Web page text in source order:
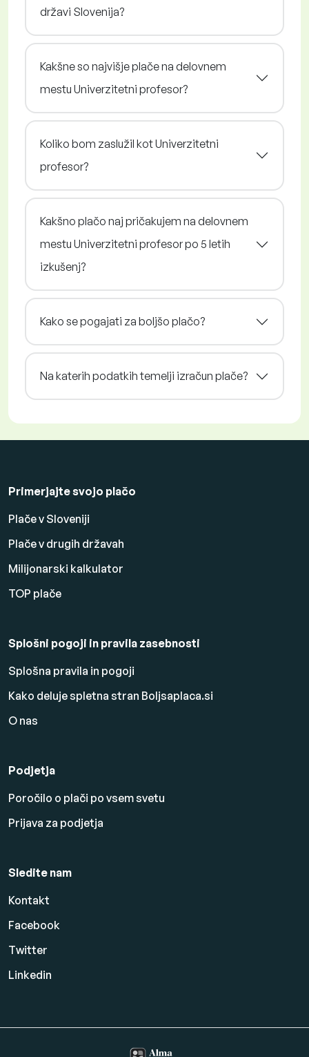
državi Slovenija?
Kakšne so najvišje plače na delovnem
mestu Univerzitetni profesor?
Koliko bom zaslužil kot Univerzitetni
profesor?
Kakšno plačo naj pričakujem na delovnem
mestu Univerzitetni profesor po 5 letih
izkušenj?
Kako se pogajati za boljšo plačo?
Na katerih podatkih temelji izračun plače?
Primerjajte svojo plačo
Plače v Sloveniji
Plače v drugih državah
Milijonarski kalkulator
TOP plače
Splošni pogoji in pravila zasebnosti
Splošna pravila in pogoji
Kako deluje spletna stran Boljsaplaca.si
O nas
Podjetja
Poročilo o plači po vsem svetu
Prijava za podjetja
Sledite nam
Kontakt
Facebook
Twitter
Linkedin